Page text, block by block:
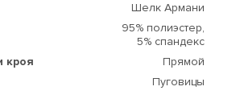
Шелк Армани
95% полиэстер,
5% спандекс
кроя
Прямой
Пуговицы